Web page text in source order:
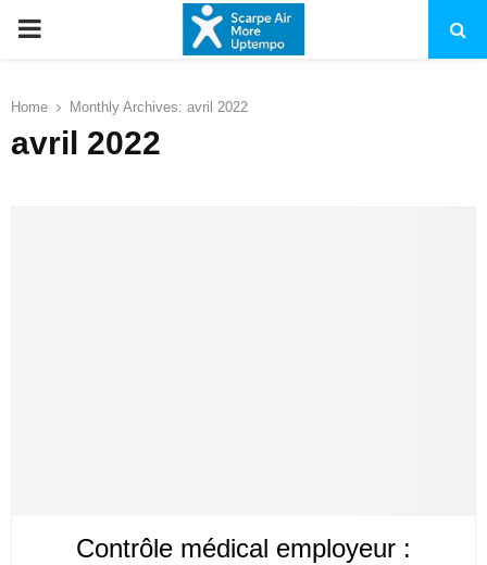
PRIMARY
Home Monthly Archives: avril 2022
avril 2022
Contrôle médical employeur :